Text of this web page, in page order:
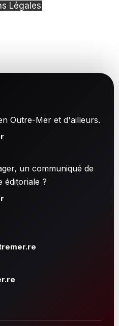
Légales
Outre-Mer et d'ailleurs.
un communiqué de
éditoriale ?